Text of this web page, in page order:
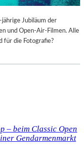
Jubiläum der
und Open-Air-Filmen. Alle
für die Fotografie?
– beim Classic Open
Gendarmenmarkt